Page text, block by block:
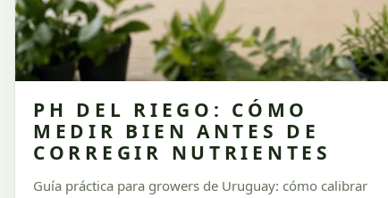
PH DEL RIEGO: CÓMO
MEDIR BIEN ANTES DE
CORREGIR NUTRIENTES
Guía práctica para growers de Uruguay: cómo calibrar